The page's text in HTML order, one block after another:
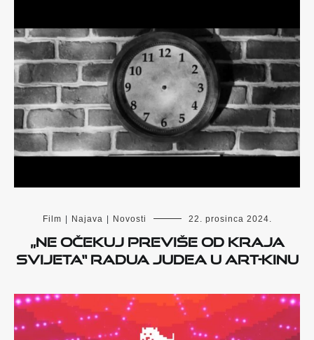
Film | Najava | Novosti 22. prosinca 2024.
„Ne očekuj previše od kraja
svijeta“ Radua Judea u Art-kinu